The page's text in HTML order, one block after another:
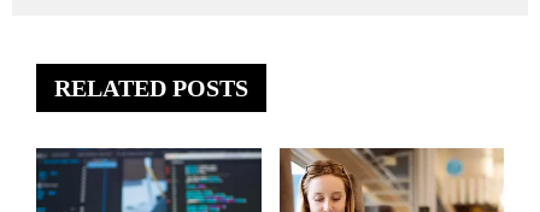
RELATED POSTS